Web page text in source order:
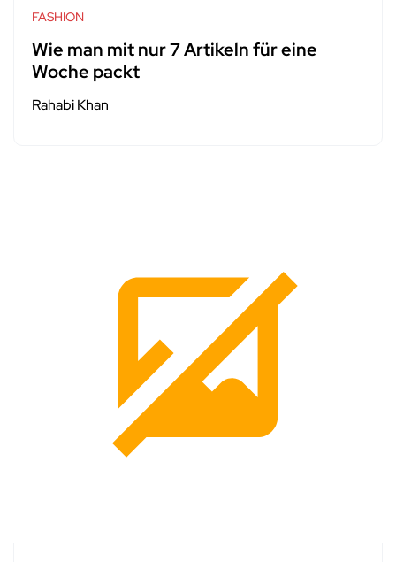
FASHION
Wie man mit nur 7 Artikeln für eine
Woche packt
Rahabi Khan